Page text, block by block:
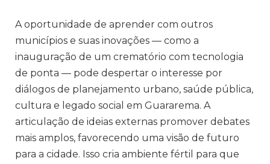
A oportunidade de aprender com outros
municípios e suas inovações — como a
inauguração de um crematório com tecnologia
de ponta — pode despertar o interesse por
diálogos de planejamento urbano, saúde pública,
cultura e legado social em Guararema. A
articulação de ideias externas promover debates
mais amplos, favorecendo uma visão de futuro
para a cidade. Isso cria ambiente fértil para que